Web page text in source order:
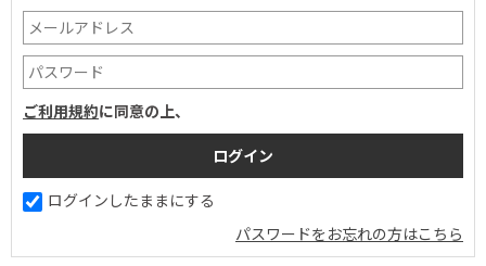
ご利用規約に同意の上、
ログインしたままにする
パスワードをお忘れの方はこちら